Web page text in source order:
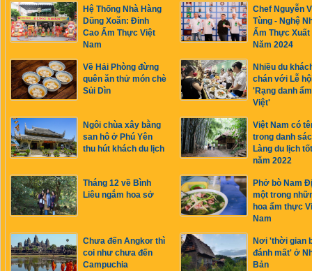
Hệ Thống Nhà Hàng
Dũng Xoăn: Đỉnh
Cao Ẩm Thực Việt
Nam
Chef Nguyễn
Tùng - Nghệ
Ẩm Thực Xuất
Năm 2024
Về Hải Phòng đừng
quên ăn thử món chè
Sủi Dìn
Nhiều du
chán với Lễ
'Rạng danh
Việt'
Ngôi chùa xây bằng
san hô ở Phú Yên
thu hút khách du lịch
Việt Nam có
trong danh
Làng du lịch
năm 2022
Tháng 12 về Bình
Liêu ngắm hoa sở
Phở bò Nam
một trong
hoa ẩm thực
Nam
Chưa đến Angkor thì
coi như chưa đến
Campuchia
Nơi 'thời gian
đánh mất' ở
Bản